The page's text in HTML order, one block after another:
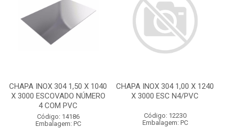
CHAPA INOX 304 1,50 X 1040
X 3000 ESCOVADO NÚMERO
4 COM PVC
Código: 14186
Embalagem: PC
CHAPA INOX 304 1,00 X 1240
X 3000 ESC N4/PVC
Código: 12230
Embalagem: PC